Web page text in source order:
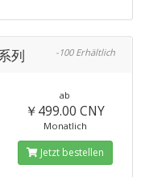
列 -100 Erhältlich
ab
￥499.00 CNY
Monatlich
Jetzt bestellen